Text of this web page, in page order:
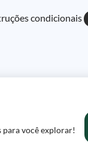
condicionais
para você explorar!